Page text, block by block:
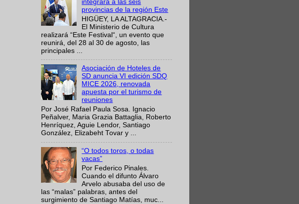
integrará a las seis
provincias de la región Este
HIGÜEY, LA ALTAGRACIA.-
El Ministerio de Cultura
realizará “Este Festival“, un evento que
reunirá, del 28 al 30 de agosto, las
principales ...
Asociación de Hoteles de
SD anuncia VI edición SDQ
MICE 2026, renovada
apuesta por el turismo de
reuniones
Por José Rafael Paula Sosa. Ignacio
Peñalver, Maria Grazia Battaglia, Roberto
Henríquez, Aguie Lendor, Santiago
González, Elizabeht Tovar y ...
“O todos toros, o todas
vacas”
Por Federico Pinales.
Cuando el difunto Álvaro
Arvelo abusaba del uso de
las “malas” palabras, antes del
surgimiento de Santiago Matías, muc...